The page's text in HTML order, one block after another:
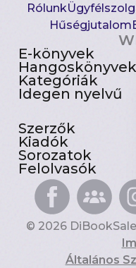
Rólunk
Hűségjutalom
E-könyvek
Hangoskönyvek
Kategóriák
Idegen nyelvű
Szerzők
Kiadók
Sorozatok
Felolvasók
© 2026
Általános